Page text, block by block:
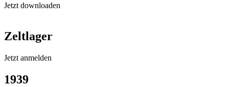
Jetzt downloaden
Zeltlager
Jetzt anmelden
1939